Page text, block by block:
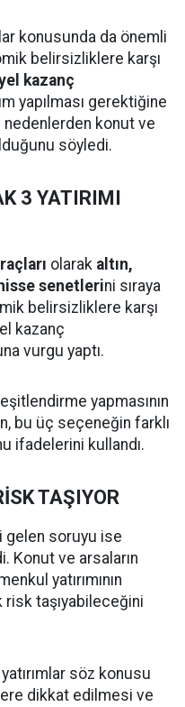
konusunda da önemli
belirsizliklere karşı
kazanç
yapılması gerektiğine
nedenlerden konut ve
söyledi.
3 YATIRIMI
olarak altın,
senetlerini sıraya
belirsizliklere karşı
kazanç
vurgu yaptı.
yapmasının
bu üç seçeneğin farklı
ifadelerini kullandı.
TAŞIYOR
gelen soruyu ise
Konut ve arsaların
yatırımının
risk taşıyabileceğini
söz konusu
dikkat edilmesi ve